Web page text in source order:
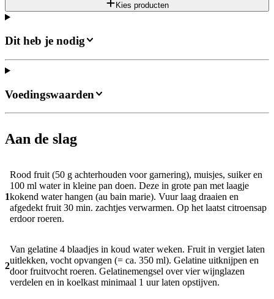
Kies producten
Dit heb je nodig
Aan de slag
1
Rood fruit (50 g achterhouden voor garnering), muisjes, suiker en
100 ml water in kleine pan doen. Deze in grote pan met laagje
kokend water hangen (au bain marie). Vuur laag draaien en
afgedekt fruit 30 min. zachtjes verwarmen. Op het laatst citroensap
erdoor roeren.
2
Van gelatine 4 blaadjes in koud water weken. Fruit in vergiet laten
uitlekken, vocht opvangen (= ca. 350 ml). Gelatine uitknijpen en
door fruitvocht roeren. Gelatinemengsel over vier wijnglazen
verdelen en in koelkast minimaal 1 uur laten opstijven.
Voedingswaarden